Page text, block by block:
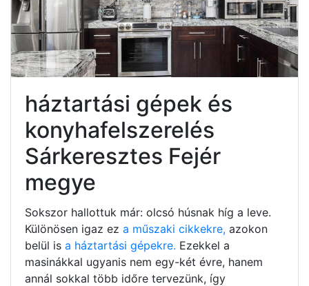
háztartási gépek és
konyhafelszerelés
Sárkeresztes Fejér
megye
Sokszor hallottuk már: olcsó húsnak híg a leve.
Különösen igaz ez a műszaki cikkekre, azokon
belül is a háztartási gépekre. Ezekkel a
masinákkal ugyanis nem egy-két évre, hanem
annál sokkal több időre tervezünk, így